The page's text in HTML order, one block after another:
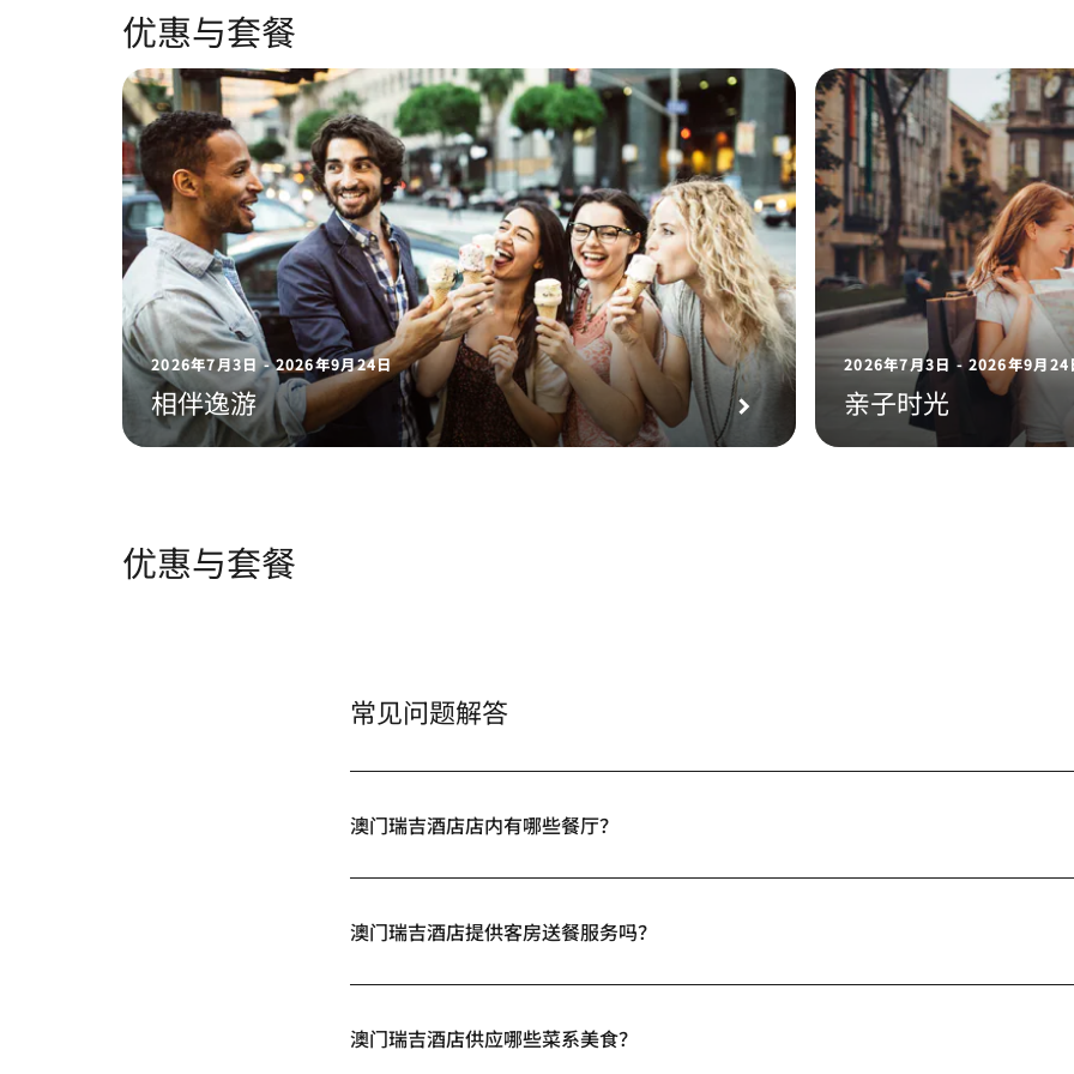
优惠与套餐
2026年7月3日 - 2026年9月24日
相伴逸游
2026年7月3日 - 2026年9月24
亲子时光
优惠与套餐
常见问题解答
澳门瑞吉酒店店内有哪些餐厅？
澳门瑞吉酒店提供客房送餐服务吗？
澳门瑞吉酒店供应哪些菜系美食？